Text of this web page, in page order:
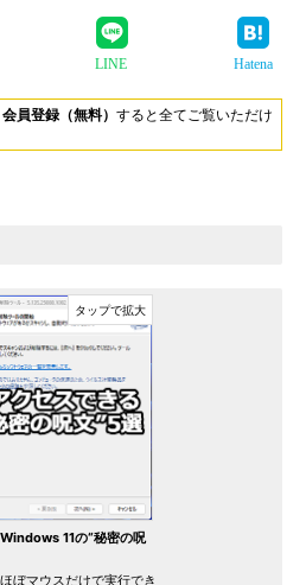
LINE Hatena
会員登録（無料） すると全てご覧いただけ
11の“秘密の呪
ぼマウスだけで実行でき